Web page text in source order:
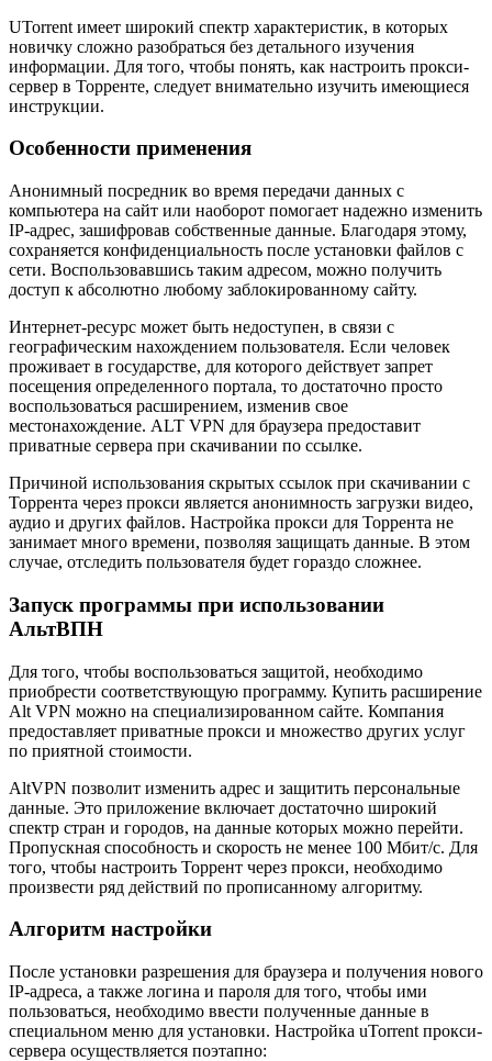
UTorrent имеет широкий спектр характеристик, в которых
новичку сложно разобраться без детального изучения
информации. Для того, чтобы понять, как настроить прокси-
сервер в Торренте, следует внимательно изучить имеющиеся
инструкции.
Особенности применения
Анонимный посредник во время передачи данных с
компьютера на сайт или наоборот помогает надежно изменить
IP-адрес, зашифровав собственные данные. Благодаря этому,
сохраняется конфиденциальность после установки файлов с
сети. Воспользовавшись таким адресом, можно получить
доступ к абсолютно любому заблокированному сайту.
Интернет-ресурс может быть недоступен, в связи с
географическим нахождением пользователя. Если человек
проживает в государстве, для которого действует запрет
посещения определенного портала, то достаточно просто
воспользоваться расширением, изменив свое
местонахождение. ALT VPN для браузера предоставит
приватные сервера при скачивании по ссылке.
Причиной использования скрытых ссылок при скачивании с
Торрента через прокси является анонимность загрузки видео,
аудио и других файлов. Настройка прокси для Торрента не
занимает много времени, позволяя защищать данные. В этом
случае, отследить пользователя будет гораздо сложнее.
Запуск программы при использовании
АльтВПН
Для того, чтобы воспользоваться защитой, необходимо
приобрести соответствующую программу. Купить расширение
Alt VPN можно на специализированном сайте. Компания
предоставляет приватные прокси и множество других услуг
по приятной стоимости.
AltVPN позволит изменить адрес и защитить персональные
данные. Это приложение включает достаточно широкий
спектр стран и городов, на данные которых можно перейти.
Пропускная способность и скорость не менее 100 Мбит/с. Для
того, чтобы настроить Торрент через прокси, необходимо
произвести ряд действий по прописанному алгоритму.
Алгоритм настройки
После установки разрешения для браузера и получения нового
IP-адреса, а также логина и пароля для того, чтобы ими
пользоваться, необходимо ввести полученные данные в
специальном меню для установки. Настройка uTorrent прокси-
сервера осуществляется поэтапно: